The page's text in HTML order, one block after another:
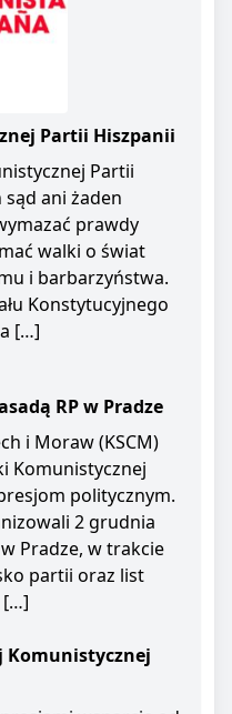
Partii Hiszpanii
Partii
sąd ani żaden
prawdy
walki o świat
i barbarzyństwa.
Konstytucyjnego
[…]
RP w Pradze
i Moraw (KSCM)
Komunistycznej
politycznym.
2 grudnia
Pradze, w trakcie
partii oraz list
[…]
Komunistycznej